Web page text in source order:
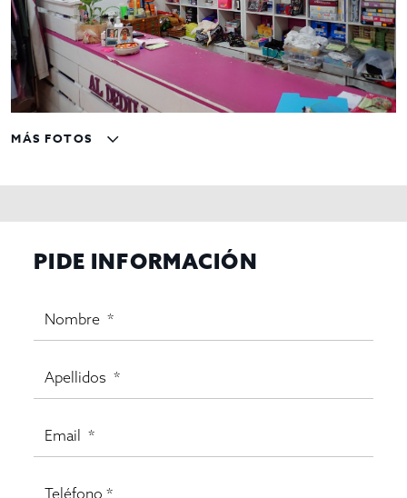
MÁS FOTOS
PIDE INFORMACIÓN